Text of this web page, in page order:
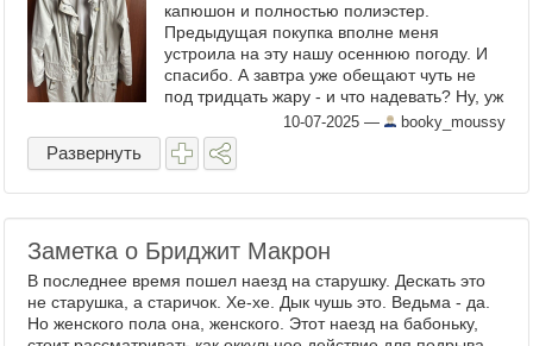
капюшон и полностью полиэстер.
Предыдущая покупка вполне меня
устроила на эту нашу осеннюю погоду. И
спасибо. А завтра уже обещают чуть не
под тридцать жару - и что надевать? Ну, уж
не куртки, понятно. А эту я отвезу
приятельнице. Либо одной,. ...
10-07-2025 — booky_moussy
Развернуть
Заметка о Бриджит Макрон
В последнее время пошел наезд на старушку. Дескать это
не старушка, а старичок. Хе-хе. Дык чушь это. Ведьма - да.
Но женского пола она, женского. Этот наезд на бабоньку,